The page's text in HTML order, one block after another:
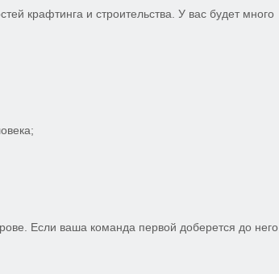
крафтинга и строительства. У вас будет много
Если ваша команда первой доберется до него,